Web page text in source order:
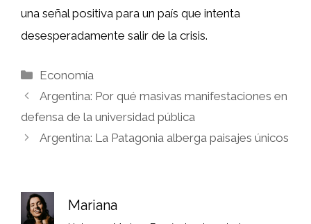
una señal positiva para un país que intenta
desesperadamente salir de la crisis.
Categorías
Economía
Argentina: Por qué masivas manifestaciones en
defensa de la universidad pública
Argentina: La Patagonia alberga paisajes únicos
Mariana